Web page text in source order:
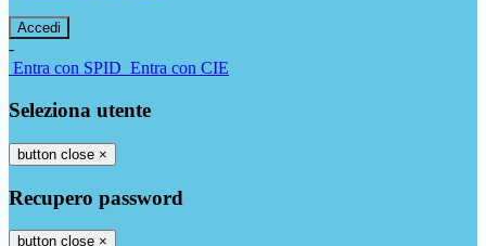
-
Entra con SPID Entra con CIE
Seleziona utente
button close ×
Recupero password
button close ×